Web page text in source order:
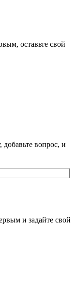
оставьте свой
вопрос, и
и задайте свой